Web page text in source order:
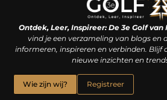
Ontdek, Leer, Inspireer: De 3e Golf
vind je een verzameling van blogs en
informeren, inspireren en verbinden. Blijf
nieuwe inzichten en
Wie zijn wij? Registreer